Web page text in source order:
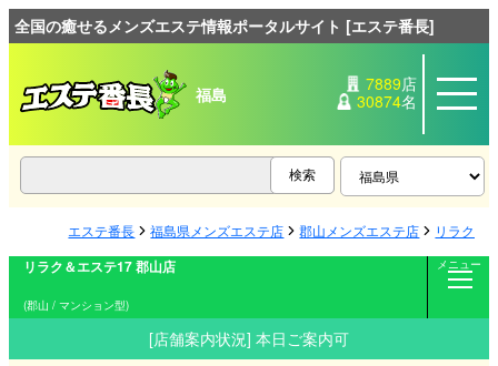
全国の癒せるメンズエステ情報ポータルサイト [エステ番長]
福島 7889店
30874名
エステ番長 福島県メンズエステ店 郡山メンズエステ店 リラク＆
リラク＆エステ17 郡山店
(郡山 / マンション型)
メニュー
[店舗案内状況] 本日ご案内可